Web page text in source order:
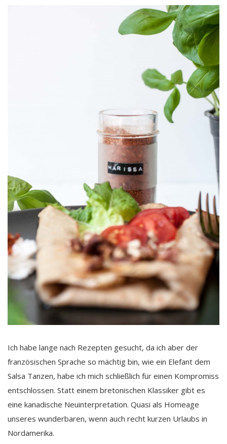
Ich habe lange nach Rezepten gesucht, da ich aber der
französischen Sprache so mächtig bin, wie ein Elefant dem
Salsa Tanzen, habe ich mich schließlich für einen Kompromiss
entschlossen. Statt einem bretonischen Klassiker gibt es
eine kanadische Neuinterpretation. Quasi als Homeage
unseres wunderbaren, wenn auch recht kurzen Urlaubs in
Nordamerika.